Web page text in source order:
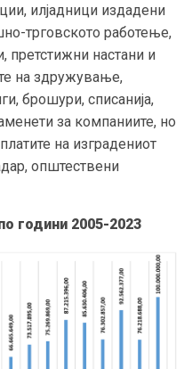
илјадници издадени
трговското работење,
претстижни настани и
на здружување,
брошури, списанија,
за компаниите, но
на изградениот
општествени
години 2005-2023